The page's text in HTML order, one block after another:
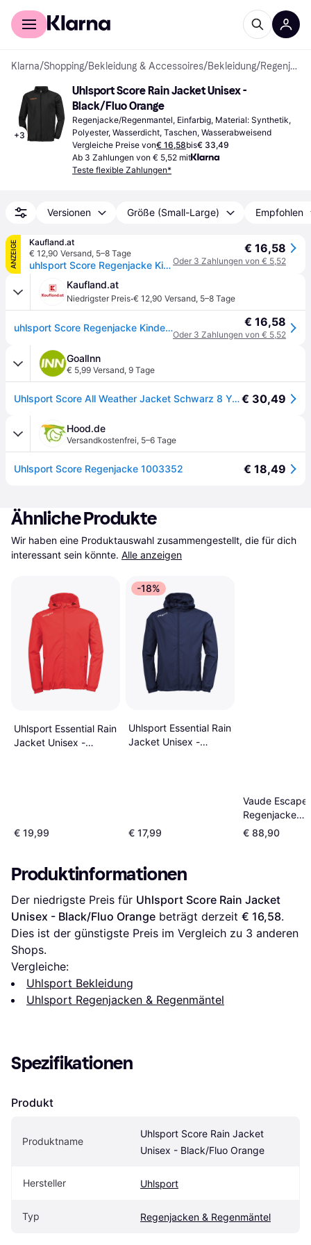
Für Shopper
Klarna/Shopping/Bekleidung & Accessoires/Bekleidung/ Regenjacken & Regenmäntel
+3
Uhlsport Score Rain Jacket Unisex -
Black/Fluo Orange
Regenjacke/Regenmantel, Einfarbig, Material: Synthetik,
Polyester, Wasserdicht, Taschen, Wasserabweisend
Vergleiche Preise von€ 16,58bis€ 33,49
Ab 3 Zahlungen von € 5,52 mit
Teste flexible Zahlungen*
Versionen Größe (Small-Large) Empfohlen
ANZEIGE
Kaufland.at
€ 12,90 Versand, 5–8 Tage
uhlsport Score Regenjacke Kinder schwarz/fluo orange 128
€ 16,58
Oder 3 Zahlungen von € 5,52
Kaufland.at
Niedrigster Preis·€ 12,90 Versand, 5–8 Tage
uhlsport Score Regenjacke Kinder schwarz/fluo orange 128 € 16,58
Oder 3 Zahlungen von € 5,52
GoalInn
€ 5,99 Versand, 9 Tage
Uhlsport Score All Weather Jacket Schwarz 8 Years Junge€ 30,49
Hood.de
Versandkostenfrei, 5–6 Tage
Uhlsport Score Regenjacke 1003352 € 18,49
Ähnliche Produkte
Wir haben eine Produktauswahl zusammengestellt, die für dich
interessant sein könnte. Alle anzeigen
Uhlsport Essential Rain
Jacket Unisex -
€ 19,99
-18%
Uhlsport Essential Rain
Jacket Unisex -
€ 17,99
Vaude Escape
Regenjacke
Basaltgrau
€ 88,90
Produktinformationen
Der niedrigste Preis für Uhlsport Score Rain Jacket
Unisex - Black/Fluo Orange beträgt derzeit € 16,58.
Dies ist der günstigste Preis im Vergleich zu 3 anderen
Shops.
Vergleiche:
Uhlsport Bekleidung
Uhlsport Regenjacken & Regenmäntel
Spezifikationen
Produkt
Produktname
Uhlsport Score Rain Jacket
Unisex - Black/Fluo Orange
Hersteller Uhlsport
Typ Regenjacken & Regenmäntel